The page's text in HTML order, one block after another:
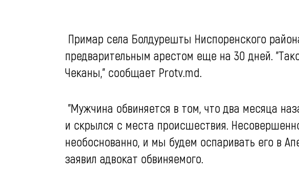
Примар села Болдурешты Ниспоренского
предварительным арестом еще на 30 дней.
Чеканы," сообщает Protv.md.
"Мужчина обвиняется в том, что два месяца
и скрылся с места происшествия.
необоснованно, и мы будем оспаривать его в
заявил адвокат обвиняемого.